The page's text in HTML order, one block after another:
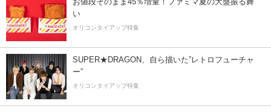
い
オリコンタイアップ特集
SUPER★DRAGON、自ら描いた”レトロフューチャ
ー”
オリコンタイアップ特集